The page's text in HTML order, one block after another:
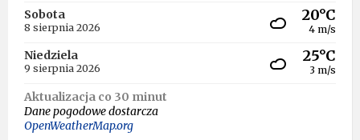
Sobota
8 sierpnia 2026
20°C
4 m/s
Niedziela
9 sierpnia 2026
25°C
3 m/s
Aktualizacja co 30 minut
Dane pogodowe dostarcza
OpenWeatherMap.org